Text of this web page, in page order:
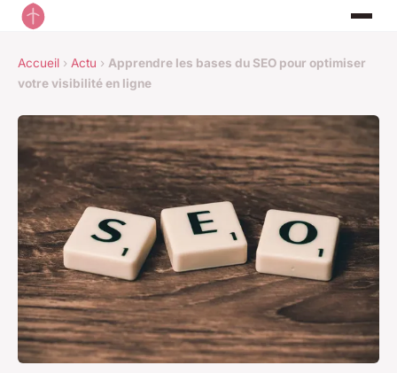
Accueil › Actu › Apprendre les bases du SEO pour optimiser
votre visibilité en ligne